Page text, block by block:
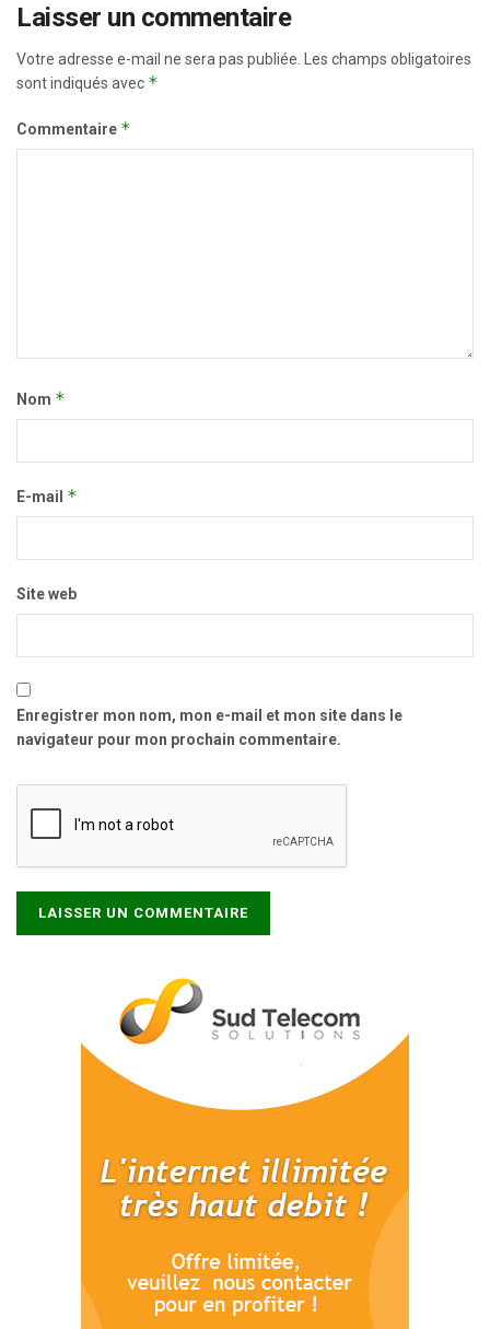
Laisser un commentaire
Votre adresse e-mail ne sera pas publiée.
Les champs obligatoires
sont indiqués avec *
Commentaire *
Nom *
E-mail *
Site web
Enregistrer mon nom, mon e-mail et mon site dans le
navigateur pour mon prochain commentaire.